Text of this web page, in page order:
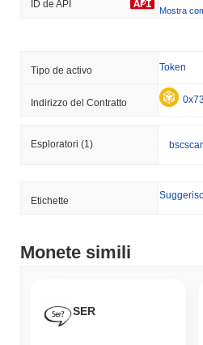
ID de API
Mostra
Tipo de activo Token
Indirizzo del Contratto
Esploratori (1)
Etichette
Monete simili
SER